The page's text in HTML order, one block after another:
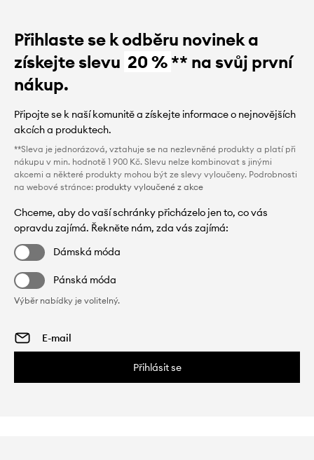
Přihlaste se k odběru novinek a
získejte slevu 20 %** na svůj první
nákup.
Připojte se k naší komunitě a získejte informace o nejnovějších
akcích a produktech.
**Sleva je jednorázová, vztahuje se na nezlevněné produkty a platí při
nákupu v min. hodnotě 1 900 Kč. Slevu nelze kombinovat s jinými
akcemi a některé produkty mohou být ze slevy vyloučeny. Podrobnosti
na webové stránce: produkty vyloučené z akce
Chceme, aby do vaší schránky přicházelo jen to, co vás
opravdu zajímá. Řekněte nám, zda vás zajímá:
Dámská móda
Pánská móda
Výběr nabídky je volitelný.
Přihlásit se